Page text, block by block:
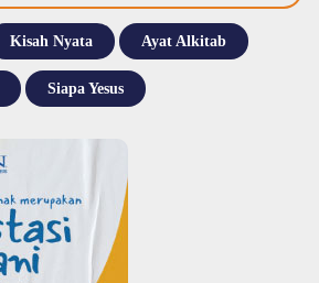
Kisah Nyata Ayat Alkitab
Siapa Yesus